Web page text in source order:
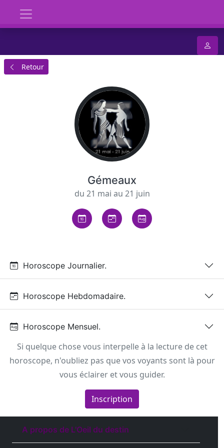
Retour
Gémeaux
du 21 mai au 21 juin
Horoscope Journalier.
Horoscope Hebdomadaire.
Horoscope Mensuel.
Si quelque chose vous interpelle à la lecture de cet
horoscope, n'oubliez pas que vos voyants sont là pour
vous éclairer et vous guider.
Inscription
A propos de L'Oeil du destin